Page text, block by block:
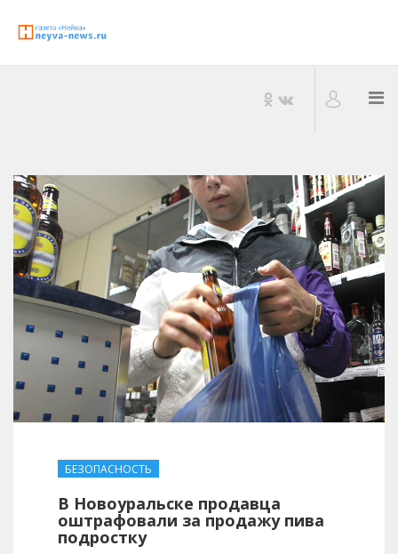
БЕЗОПАСНОСТЬ
В Новоуральске продавца
оштрафовали за продажу пива
подростку